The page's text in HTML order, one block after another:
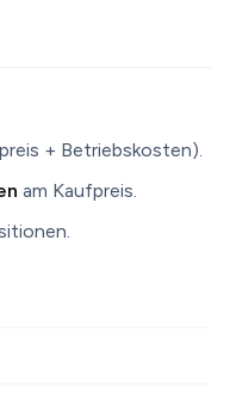
+ Betriebskosten).
am Kaufpreis.